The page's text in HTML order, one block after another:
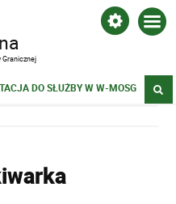
Granicznej
DO SŁUŻBY W W-MOSG